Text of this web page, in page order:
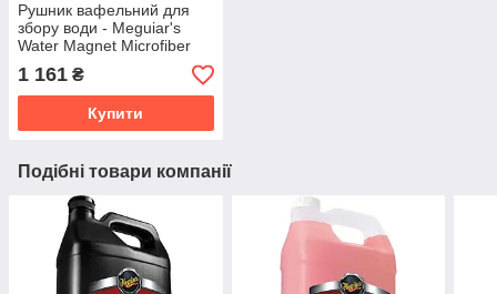
Рушник вафельний для
збору води - Meguiar's
Water Magnet Microfiber
Drying Towel 55х76 см.
жовтий (X2000EU)
1 161 ₴
Купити
Подібні товари компанії